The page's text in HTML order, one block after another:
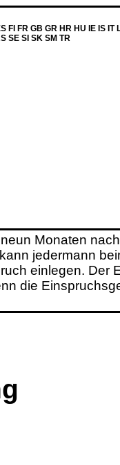
FI FR GB GR HR HU IE IS IT
SE SI SK SM TR
Monaten
jedermann
einlegen. Der
die